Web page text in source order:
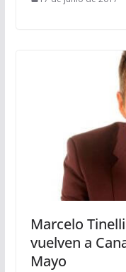
Marcelo
vuelven a
Mayo